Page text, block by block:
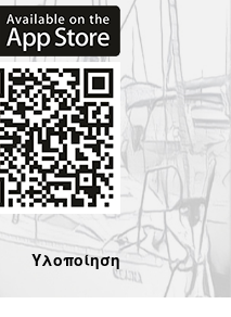
Υλοποίηση